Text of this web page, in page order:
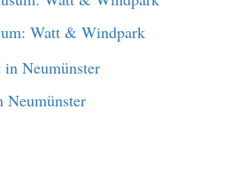
Watt & Windpark
Neumünster